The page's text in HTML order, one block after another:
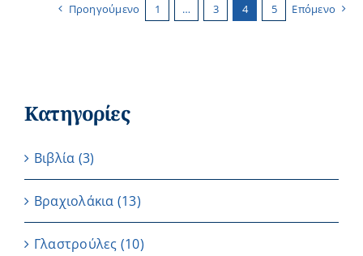
Προηγούμενο 1 … 3 4 5 Επόμενο
Κατηγορίες
Βιβλία (3)
Βραχιολάκια (13)
Γλαστρούλες (10)